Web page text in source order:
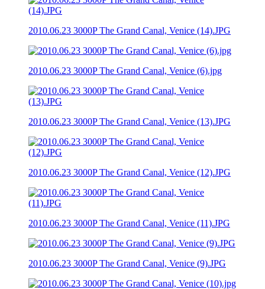
2010.06.23 3000P The Grand Canal, Venice (14).JPG
2010.06.23 3000P The Grand Canal, Venice (6).jpg
2010.06.23 3000P The Grand Canal, Venice (13).JPG
2010.06.23 3000P The Grand Canal, Venice (12).JPG
2010.06.23 3000P The Grand Canal, Venice (11).JPG
2010.06.23 3000P The Grand Canal, Venice (9).JPG